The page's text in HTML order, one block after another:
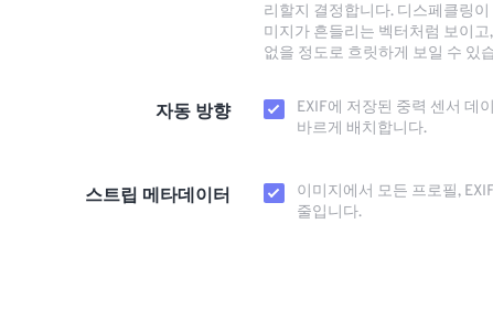
리할지 결정합니다. 디스페클링
미지가 흔들리는 벡터처럼 보이
없을 정도로 흐릿하게 보일 수 있
자동 방향
EXIF에 저장된 중력 센서 데
바르게 배치합니다.
스트립 메타데이터
이미지에서 모든 프로필,
줄입니다.